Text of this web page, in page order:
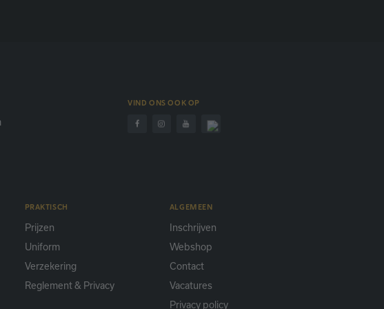
VIND ONS OOK OP
PRAKTISCH
Prijzen
Uniform
Verzekering
Reglement & Privacy
ALGEMEEN
Inschrijven
Webshop
Contact
Vacatures
Privacy policy